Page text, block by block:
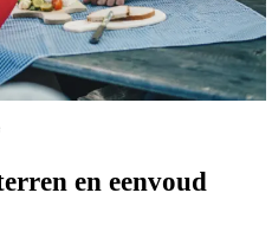
en eenvoud